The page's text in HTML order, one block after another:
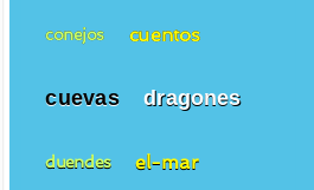
conejos cuentos
cuevas dragones
duendes el-mar